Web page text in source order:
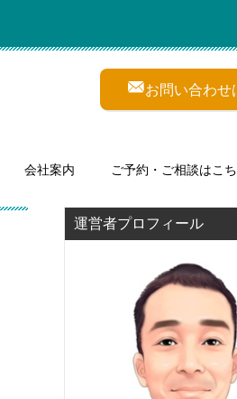
お問い合わせ
会社案内 ご予約・ご相談はこ
運営者プロフィール